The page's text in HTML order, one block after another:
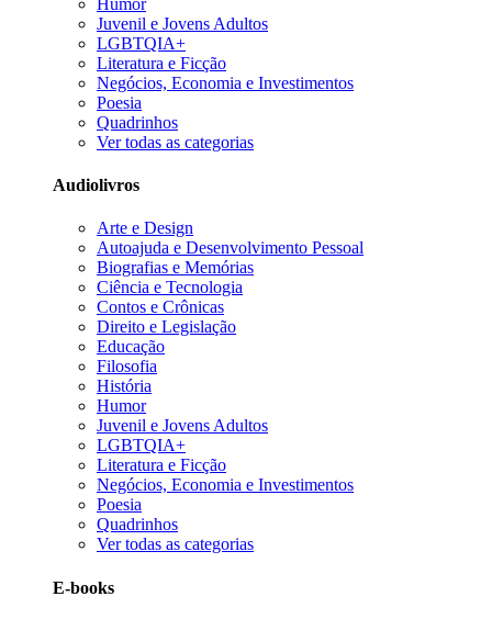
Juvenil e Jovens Adultos
LGBTQIA+
Literatura e Ficção
Negócios, Economia e Investimentos
Poesia
Quadrinhos
Ver todas as categorias
Audiolivros
Arte e Design
Autoajuda e Desenvolvimento Pessoal
Biografias e Memórias
Ciência e Tecnologia
Contos e Crônicas
Direito e Legislação
Educação
Filosofia
História
Humor
Juvenil e Jovens Adultos
LGBTQIA+
Literatura e Ficção
Negócios, Economia e Investimentos
Poesia
Quadrinhos
Ver todas as categorias
E-books